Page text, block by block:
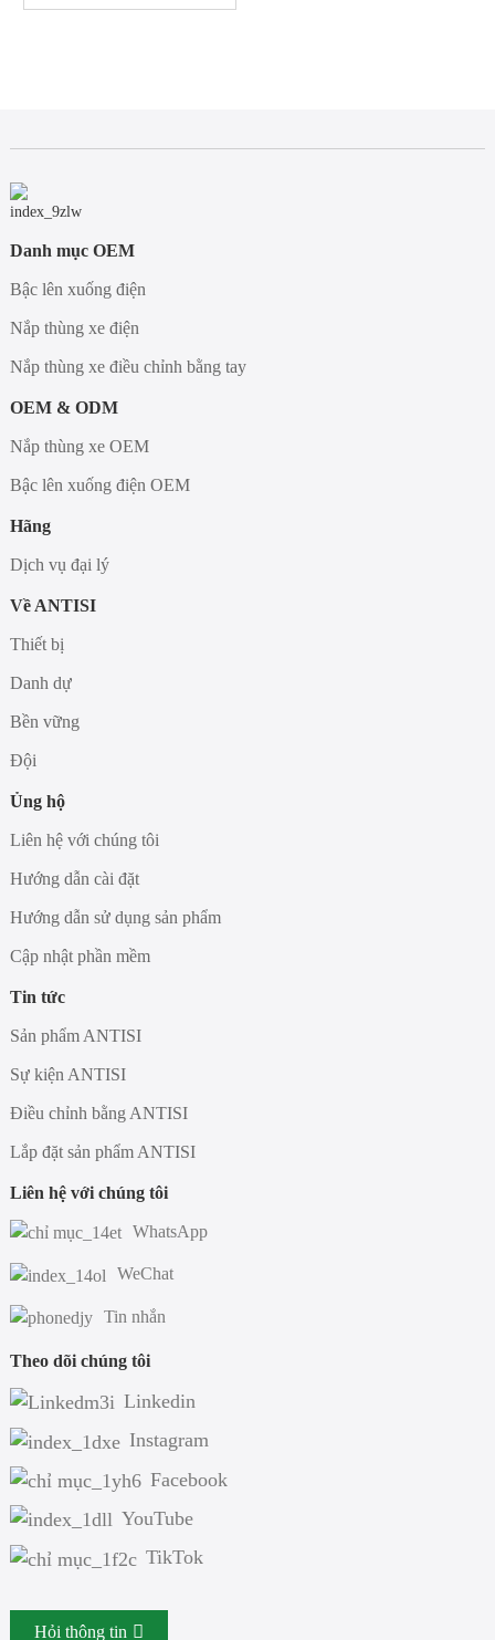
Danh mục OEM
Bậc lên xuống điện
Nắp thùng xe điện
Nắp thùng xe điều chỉnh bằng tay
OEM & ODM
Nắp thùng xe OEM
Bậc lên xuống điện OEM
Hãng
Dịch vụ đại lý
Về ANTISI
Thiết bị
Danh dự
Bền vững
Đội
Ủng hộ
Liên hệ với chúng tôi
Hướng dẫn cài đặt
Hướng dẫn sử dụng sản phẩm
Cập nhật phần mềm
Tin tức
Sản phẩm ANTISI
Sự kiện ANTISI
Điều chỉnh bằng ANTISI
Lắp đặt sản phẩm ANTISI
Liên hệ với chúng tôi
WhatsApp
WeChat
Tin nhắn
Theo dõi chúng tôi
Linkedin
Instagram
Facebook
YouTube
TikTok
Hỏi thông tin